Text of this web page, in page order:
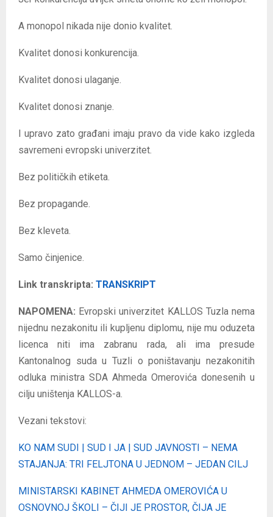
A monopol nikada nije donio kvalitet.
Kvalitet donosi konkurencija.
Kvalitet donosi ulaganje.
Kvalitet donosi znanje.
I upravo zato građani imaju pravo da vide kako izgleda
savremeni evropski univerzitet.
Bez političkih etiketa.
Bez propagande.
Bez kleveta.
Samo činjenice.
Link transkripta: TRANSKRIPT
NAPOMENA: Evropski univerzitet KALLOS Tuzla nema
nijednu nezakonitu ili kupljenu diplomu, nije mu oduzeta
licenca niti ima zabranu rada, ali ima presude
Kantonalnog suda u Tuzli o poništavanju nezakonitih
odluka ministra SDA Ahmeda Omerovića donesenih u
cilju uništenja KALLOS-a.
Vezani tekstovi:
KO NAM SUDI | SUD I JA | SUD JAVNOSTI – NEMA
STAJANJA: TRI FELJTONA U JEDNOM – JEDAN CILJ
MINISTARSKI KABINET AHMEDA OMEROVIĆA U
OSNOVNOJ ŠKOLI – ČIJI JE PROSTOR, ČIJA JE